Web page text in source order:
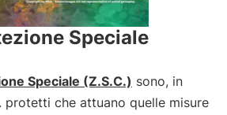
Speciale
Speciale (Z.S.C.) sono, in
protetti che attuano quelle misure